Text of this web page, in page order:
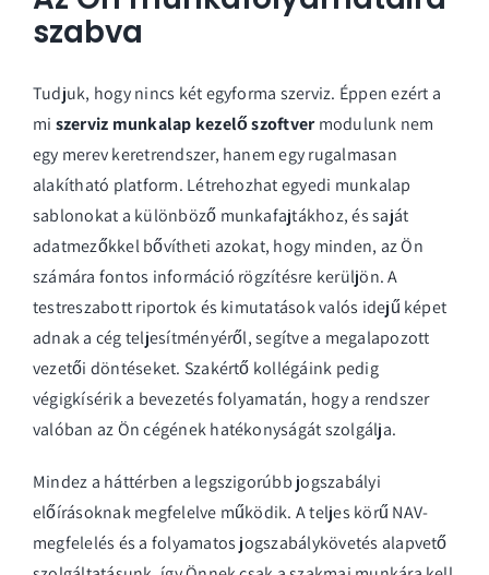
szabva
Tudjuk, hogy nincs két egyforma szerviz. Éppen ezért a
mi szerviz munkalap kezelő szoftvermodulunk nem
egy merev keretrendszer, hanem egy rugalmasan
alakítható platform. Létrehozhat egyedi munkalap
sablonokat a különböző munkafajtákhoz, és saját
adatmezőkkel bővítheti azokat, hogy minden, az Ön
számára fontos információ rögzítésre kerüljön. A
testreszabott riportok és kimutatások valós idejű képet
adnak a cég teljesítményéről, segítve a megalapozott
vezetői döntéseket. Szakértő kollégáink pedig
végigkísérik a bevezetés folyamatán, hogy a rendszer
valóban az Ön cégének hatékonyságát szolgálja.
Mindez a háttérben a legszigorúbb jogszabályi
előírásoknak megfelelve működik. A teljes körű NAV-
megfelelés és a folyamatos jogszabálykövetés alapvető